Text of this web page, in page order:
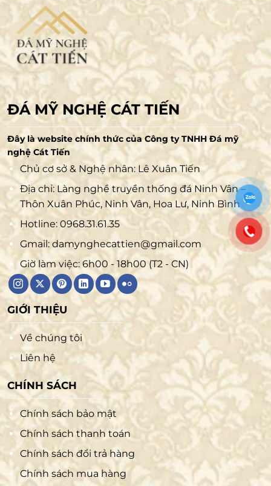
ĐÁ MỸ NGHỆ CÁT TIẾN
Đây là website chính thức của Công ty TNHH Đá mỹ
nghệ Cát Tiến
Chủ cơ sở & Nghệ nhân: Lê Xuân Tiến
Địa chỉ: Làng nghề truyền thống đá Ninh Vân –
Thôn Xuân Phúc, Ninh Vân, Hoa Lư, Ninh Bình
Hotline: 0968.31.61.35
Gmail: damynghecattien@gmail.com
Giờ làm việc: 6h00 - 18h00 (T2 - CN)
GIỚI THIỆU
Về chúng tôi
Liên hệ
CHÍNH SÁCH
Chính sách bảo mật
Chính sách thanh toán
Chính sách đổi trả hàng
Chính sách mua hàng